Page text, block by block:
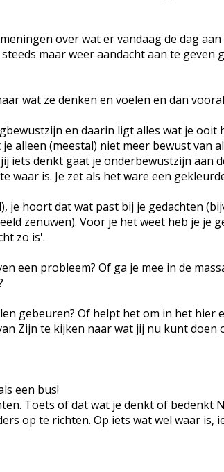
over wat er vandaag de dag aan
maar weer aandacht aan te geven
wat ze denken en voelen en dan
en daarin ligt alles wat je ooit
alleen (meestal) niet meer bewust van
iets denkt gaat je onderbewustzijn aan
waar is. Je zet als het ware een
je hoort dat wat past bij je gedachten
zenuwen). Voor je het weet heb je je
zo is'.
een probleem? Of ga je mee in de
gebeuren? Of helpt het om in het hier
Zijn te kijken naar wat jij nu kunt doen
een bus!
Toets of dat wat je denkt of bedenkt
op te richten. Op iets wat wel waar is,